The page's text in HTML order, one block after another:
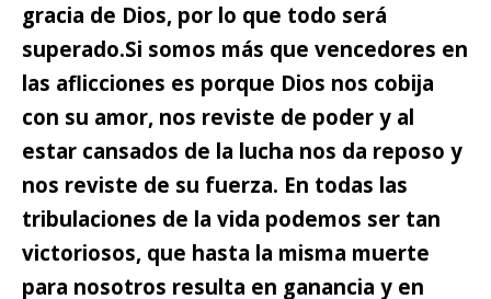
gracia de Dios, por lo que todo será
superado.Si somos más que vencedores en
las aflicciones es porque Dios nos cobija
con su amor, nos reviste de poder y al
estar cansados de la lucha nos da reposo y
nos reviste de su fuerza. En todas las
tribulaciones de la vida podemos ser tan
victoriosos, que hasta la misma muerte
para nosotros resulta en ganancia y en